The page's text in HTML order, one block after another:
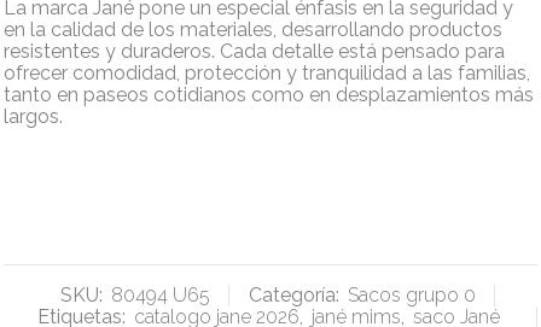
La marca Jané pone un especial énfasis en la seguridad y
en la calidad de los materiales, desarrollando productos
resistentes y duraderos. Cada detalle está pensado para
ofrecer comodidad, protección y tranquilidad a las familias,
tanto en paseos cotidianos como en desplazamientos más
largos.
SKU: 80494 U65 Categoría: Sacos grupo 0
Etiquetas: catalogo jane 2026, jané mims, saco Jané